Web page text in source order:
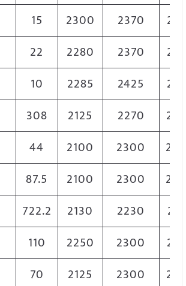
15 2300 2370
22 2280 2370
10 2285 2425
308 2125 2270
44 2100 2300
87.5 2100 2300
722.2 2130 2230
110 2250 2300
70 2125 2300